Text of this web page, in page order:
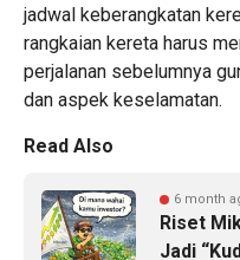
jadwal keberangkatan
rangkaian kereta harus
perjalanan sebelumnya
dan aspek keselamatan.
Read Also
6 month
Riset
Jadi